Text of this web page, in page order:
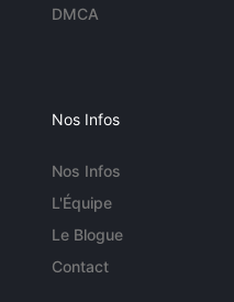
DMCA
Nos Infos
Nos Infos
L'Équipe
Le Blogue
Contact